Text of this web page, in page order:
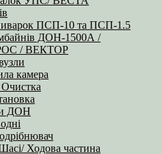
ПСП-10 та ПСП-1.5
ДОН-1500А /
/ ВЕКТОР
камера
ДОН
Ходова частина